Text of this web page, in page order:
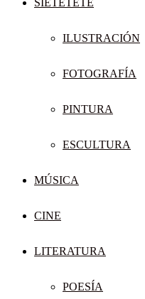
ILUSTRACIÓN
FOTOGRAFÍA
PINTURA
ESCULTURA
MÚSICA
CINE
LITERATURA
POESÍA